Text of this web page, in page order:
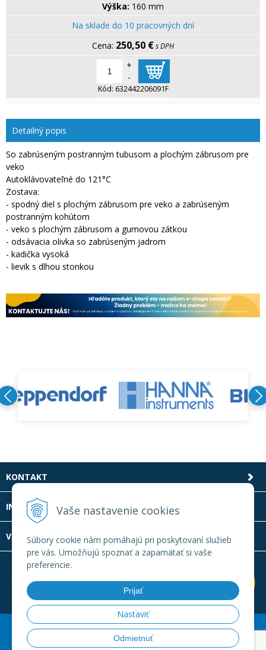
Vaše nastavenie cookies
Súbory cookie nám pomáhajú pri poskytovaní služieb
pre vás. Umožňujú spoznať a zapamätať si vaše
preferencie.
Prijať
Nastaviť
Odmietnuť
Výška: 160 mm
Na sklade do 10 pracovných dní
250,50 €s DPH
+
-
Kód: 632442206091F
Detailný popis
So zabrúseným postranným tubusom a plochým zábrusom pre
veko
Autoklávovateľné do 121°C
Zostava:
- spodný diel s plochým zábrusom pre veko a zabrúseným
postranným kohútom
- veko s plochým zábrusom a gumovou zátkou
- odsávacia olivka so zabrúseným jadrom
- kadička vysoká
- lievik s dlhou stonkou
KONTAKT
INFOLINKA
VŠETKO O NÁKUPE
© 2026 Laboratornatechnika.sk •Created
e-shop Pohoda